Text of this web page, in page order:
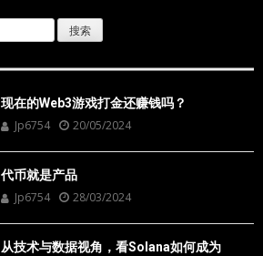
现在的Web3游戏打金还赚钱吗？
Jp6754 20/05/2024
代币就是产品
Jp6754 28/03/2024
从技术与数据视角，看Solana如何成为